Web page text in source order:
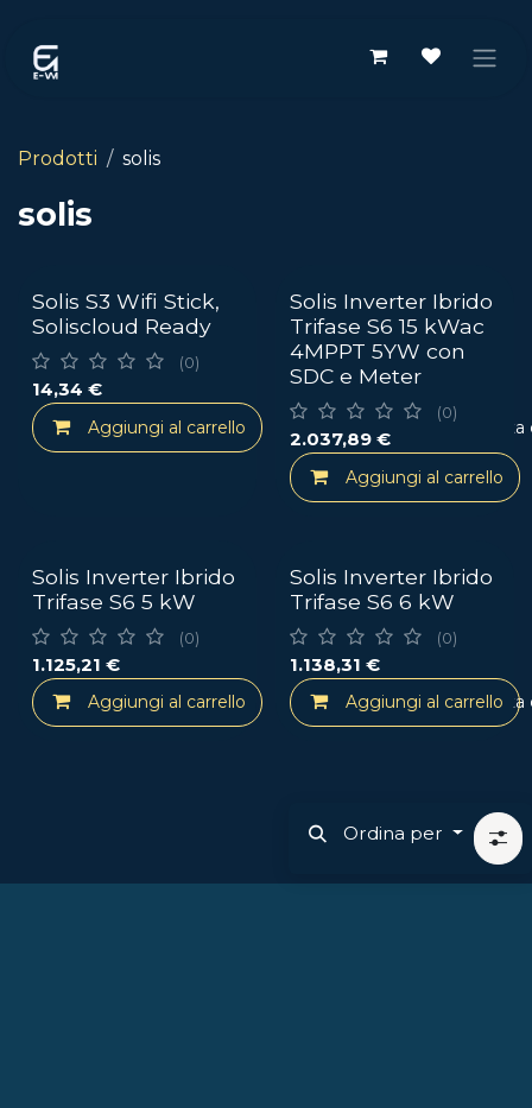
Prodotti solis
solis
Solis S3 Wifi Stick,
Soliscloud Ready
(0)
14,34 €
Aggiungi al carrello Aggiungi alla
Solis Inverter Ibrido
Trifase S6 15 kWac
4MPPT 5YW con
SDC e Meter
(0)
2.037,89€
Aggiungi al carrello
Solis Inverter Ibrido
Trifase S6 5 kW
(0)
1.125,21 €
Aggiungi al carrello Aggiungi alla lista
Solis Inverter Ibrido
Trifase S6 6 kW
(0)
1.138,31 €
Aggiungi al carrello
Ordina per